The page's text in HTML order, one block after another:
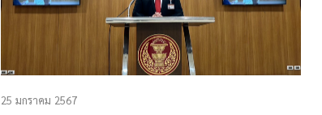
25 มกราคม 2567